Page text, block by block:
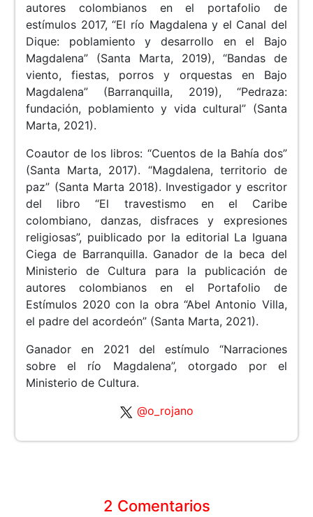
autores colombianos en el portafolio de
estímulos 2017, “El río Magdalena y el Canal del
Dique: poblamiento y desarrollo en el Bajo
Magdalena” (Santa Marta, 2019), “Bandas de
viento, fiestas, porros y orquestas en Bajo
Magdalena” (Barranquilla, 2019), “Pedraza:
fundación, poblamiento y vida cultural” (Santa
Marta, 2021).
Coautor de los libros: “Cuentos de la Bahía dos”
(Santa Marta, 2017). “Magdalena, territorio de
paz” (Santa Marta 2018). Investigador y escritor
del libro “El travestismo en el Caribe
colombiano, danzas, disfraces y expresiones
religiosas”, puiblicado por la editorial La Iguana
Ciega de Barranquilla. Ganador de la beca del
Ministerio de Cultura para la publicación de
autores colombianos en el Portafolio de
Estímulos 2020 con la obra “Abel Antonio Villa,
el padre del acordeón” (Santa Marta, 2021).
Ganador en 2021 del estímulo “Narraciones
sobre el río Magdalena”, otorgado por el
Ministerio de Cultura.
@o_rojano
2 Comentarios